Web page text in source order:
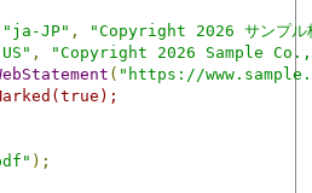
"ja-JP" ,
"Copyright 2026 サンプル
,
"Copyright 2026 Sample
( "https://
);